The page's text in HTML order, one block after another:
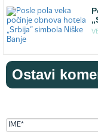
Ostavi